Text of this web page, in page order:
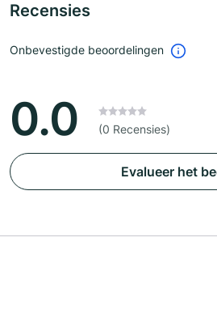
Recensies
Onbevestigde beoordelingen
0.0 (0 Recensies)
Evalueer het